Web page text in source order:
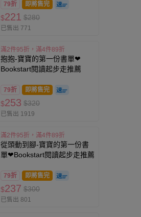
79折 即將售完
$221 $280
已售出 771
滿2件95折，滿4件89折
抱抱-寶寶的第一份書單❤
Bookstart閱讀起步走推薦
79折 即將售完
$253 $320
已售出 1919
滿2件95折，滿4件89折
從頭動到腳-寶寶的第一份書
單❤Bookstart閱讀起步走推薦
79折 即將售完
$237 $300
已售出 801